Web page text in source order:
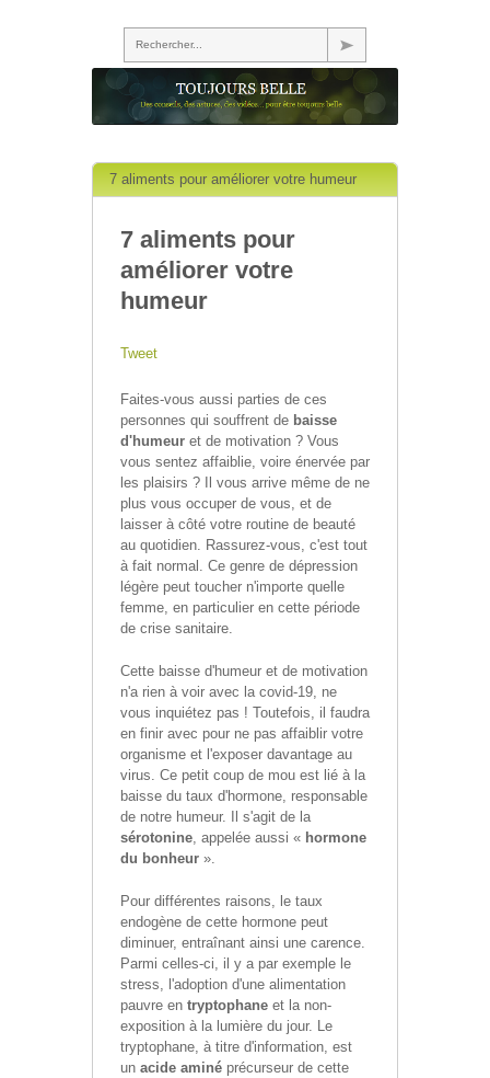
Rechercher...
7 aliments pour améliorer votre humeur
7 aliments pour
améliorer votre
humeur
Tweet
Faites-vous aussi parties de ces
personnes qui souffrent de baisse
d'humeur et de motivation ? Vous
vous sentez affaiblie, voire énervée par
les plaisirs ? Il vous arrive même de ne
plus vous occuper de vous, et de
laisser à côté votre routine de beauté
au quotidien. Rassurez-vous, c'est tout
à fait normal. Ce genre de dépression
légère peut toucher n'importe quelle
femme, en particulier en cette période
de crise sanitaire.
Cette baisse d'humeur et de motivation
n'a rien à voir avec la covid-19, ne
vous inquiétez pas ! Toutefois, il faudra
en finir avec pour ne pas affaiblir votre
organisme et l'exposer davantage au
virus. Ce petit coup de mou est lié à la
baisse du taux d'hormone, responsable
de notre humeur. Il s'agit de la
sérotonine, appelée aussi « hormone
du bonheur ».
Pour différentes raisons, le taux
endogène de cette hormone peut
diminuer, entraînant ainsi une carence.
Parmi celles-ci, il y a par exemple le
stress, l'adoption d'une alimentation
pauvre en tryptophane et la non-
exposition à la lumière du jour. Le
tryptophane, à titre d'information, est
un acide aminé précurseur de cette